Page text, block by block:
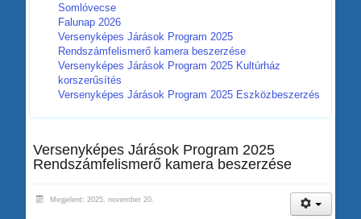
Somlóvecse
Falunap 2026
Versenyképes Járások Program 2025
Rendszámfelismerő kamera beszerzése
Versenyképes Járások Program 2025 Kultúrház
korszerűsítés
Versenyképes Járások Program 2025 Eszközbeszerzés
Versenyképes Járások Program 2025
Rendszámfelismerő kamera beszerzése
Megjelent: 2025. november 20.